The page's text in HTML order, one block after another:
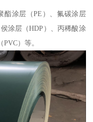
酯涂层（PE）、氟碳涂层
涂层（HDP）、丙稀酸涂
）等。